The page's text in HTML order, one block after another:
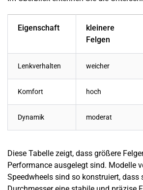
Eigenschaft
kleinere
Felgen
Lenkverhalten weicher
Komfort hoch
Dynamik moderat
Diese Tabelle zeigt, dass größere
Performance ausgelegt sind. Modelle
Speedwheels sind so konstruiert, dass